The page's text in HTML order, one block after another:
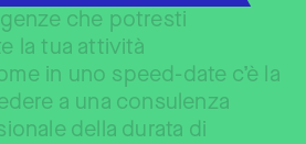
che potresti
la tua attività
in uno speed-date c’è la
a una consulenza
della durata di